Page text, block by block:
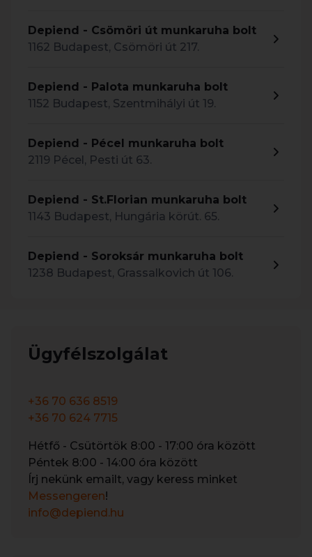
Depiend - Csömöri út munkaruha bolt
1162 Budapest, Csömöri út 217.
Depiend - Palota munkaruha bolt
1152 Budapest, Szentmihályi út 19.
Depiend - Pécel munkaruha bolt
2119 Pécel, Pesti út 63.
Depiend - St.Florian munkaruha bolt
1143 Budapest, Hungária körút. 65.
Depiend - Soroksár munkaruha bolt
1238 Budapest, Grassalkovich út 106.
Ügyfélszolgálat
+36 70 636 8519
+36 70 624 7715
Hétfő - Csütörtök 8:00 - 17:00 óra között
Péntek 8:00 - 14:00 óra között
Írj nekünk emailt, vagy keress minket
Messengeren!
info@depiend.hu